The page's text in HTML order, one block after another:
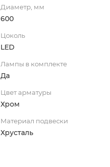
Диаметр, мм
600
Цоколь
LED
Лампы в комплекте
Да
Цвет арматуры
Хром
Материал подвески
Хрусталь